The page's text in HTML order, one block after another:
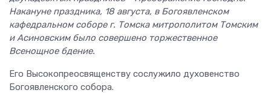
Накануне праздника, 18 августа, в Богоявленском
кафедральном соборе г. Томска митрополитом Томским
и Асиновским было совершено торжественное
Всенощное бдение.
Его Высокопреосвященству сослужило духовенство
Богоявленского собора.